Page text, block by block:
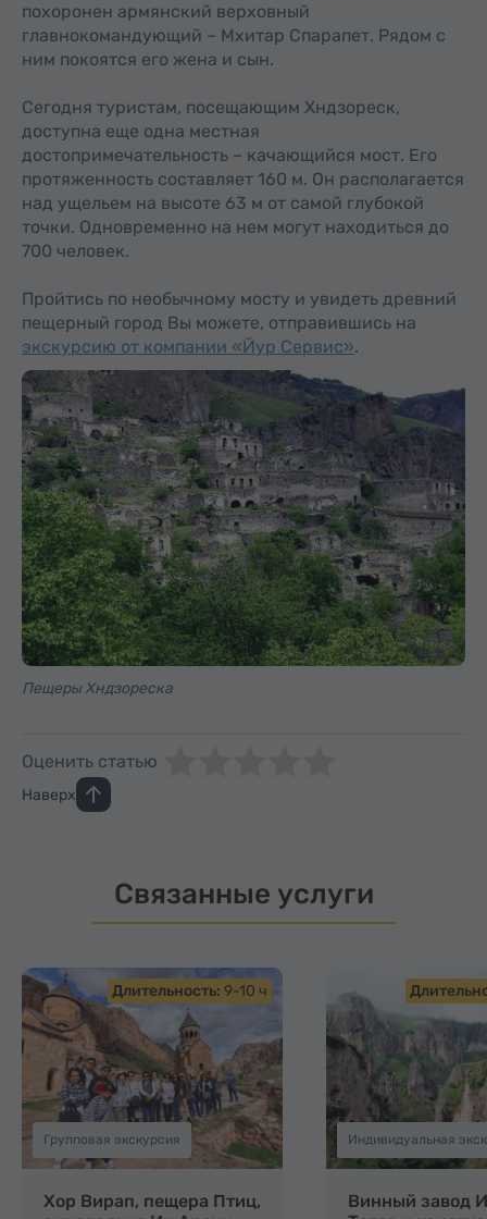
похоронен армянский верховный
главнокомандующий – Мхитар Спарапет. Рядом с
ним покоятся его жена и сын.
Сегодня туристам, посещающим Хндзореск,
доступна еще одна местная
достопримечательность – качающийся мост. Его
протяженность составляет 160 м. Он располагается
над ущельем на высоте 63 м от самой глубокой
точки. Одновременно на нем могут находиться до
700 человек.
Пройтись по необычному мосту и увидеть древний
пещерный город Вы можете, отправившись на
экскурсию от компании «Йур Сервис».
Пещеры Хндзореска
Наверх
Оценить статью
Связанные услуги
Длительность: 9-10 ч
Групповая экскурсия
Хор Вирап, пещера Птиц,
Прекрасный вид
Индивидуальная
Винный завод